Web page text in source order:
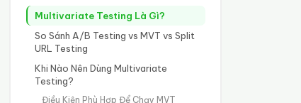
Multivariate Testing Là Gì?
So Sánh A/B Testing vs MVT vs Split
URL Testing
Khi Nào Nên Dùng Multivariate
Testing?
Điều Kiện Phù Hợp Để Chạy MVT